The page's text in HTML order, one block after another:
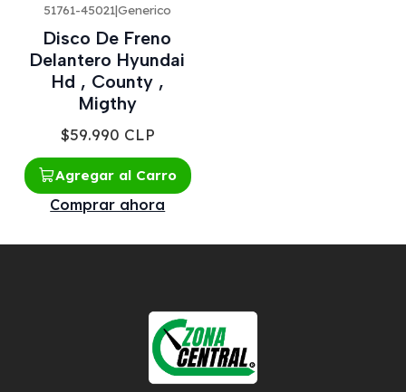
51761-45021|Generico
Disco De Freno
Delantero Hyundai
Hd , County ,
Migthy
$59.990 CLP
Agregar al Carro
Comprar ahora